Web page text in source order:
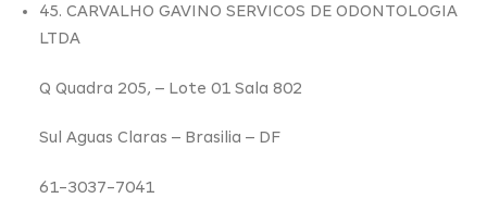
45. CARVALHO GAVINO SERVICOS DE ODONTOLOGIA
LTDA
Q Quadra 205, – Lote 01 Sala 802
Sul Aguas Claras – Brasilia – DF
61-3037-7041